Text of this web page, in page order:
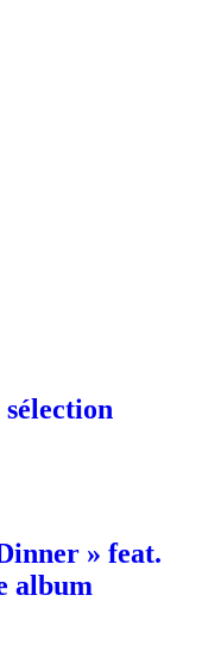
» feat.
album